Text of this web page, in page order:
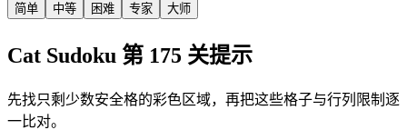
简单
中等 困难 专家 大师
Cat Sudoku 第 175 关提示
先找只剩少数安全格的彩色区域，再把这些格子与行列限制逐
一比对。